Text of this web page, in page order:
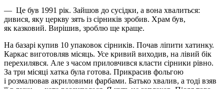
— Це був 1991 рік. Зайшов до сусідки, а вона хвалиться:
дивися, яку церкву зять із сірників зробив. Храм був,
як казковий. Вирішив, зроблю ще краще.
На базарі купив 10 упаковок сірників. Почав ліпити хатинку.
Каркас виготовляв місяць. Усе кривий виходив, на лівий бік
перехилявся. Але з часом приловчився класти сірники рівно.
За три місяці хатка була готова. Прикрасив фольгою
і розмалював акриловими фарбами. Батько хвалив, а тоді взяв